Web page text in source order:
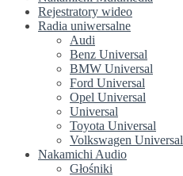
Rejestratory wideo
Radia uniwersalne
Audi
Benz Universal
BMW Universal
Ford Universal
Opel Universal
Universal
Toyota Universal
Volkswagen Universal
Nakamichi Audio
Głośniki